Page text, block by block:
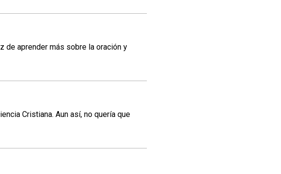
de aprender más sobre la oración y
Cristiana. Aun así, no quería que